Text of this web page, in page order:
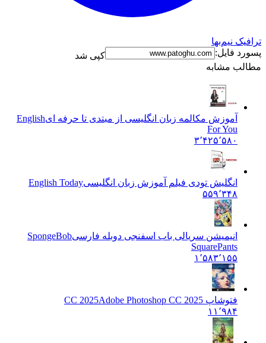
ترافیک نیم‌بها
پسورد فایل:
کپی شد
مطالب مشابه
آموزش مکالمه زبان انگلیسی از مبتدی تا حرفه ایEnglish
For You
۳٬۴۲۵٬۵۸۰
انگلیش تودی فیلم آموزش زبان انگليسیEnglish Today
۵۵۹٬۳۴۸
انیمیشن سریالی باب اسفنجی دوبله فارسیSpongeBob
SquarePants
۱٬۵۸۳٬۱۵۵
فتوشاپ CC 2025 Adobe Photoshop CC 2025
۱۱٬۹۸۴